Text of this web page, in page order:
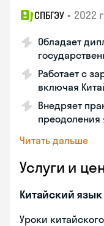
СПБГЭУ • 2022
Обладает
Работает с
включая
Внедряет
преодоления
Читать дальше
Услуги и
Китайский язык
Уроки китайского